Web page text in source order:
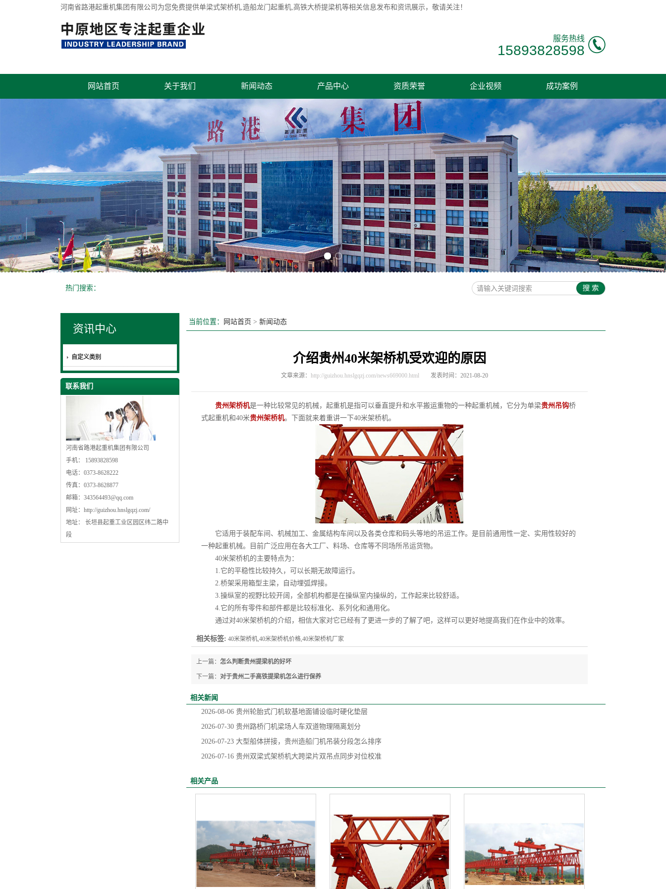
河南省路港起重机集团有限公司为您免费提供单梁式架桥机,造船龙门起重机,高铁大桥提梁机等相关信息发布和资讯展示，敬请关注！
服务热线
15893828598
网站首页 关于我们 新闻动态 产品中心 资质荣誉 企业视频 成功案例
联系我们
热门搜索：
资讯中心
自定义类别
联系我们
河南省路港起重机集团有限公司
手机： 15893828598
电话：0373-8628222
传真：0373-8628877
邮箱： 343564493@qq.com
网址： http://guizhou.hnslgqzj.com/
地址： 长垣县起重工业区园区纬二路中
段
当前位置： 网站首页 > 新闻动态
介绍贵州40米架桥机受欢迎的原因
文章来源： http://guizhou.hnslgqzj.com/news669000.html 发表时间：2021-08-20
贵州架桥机是一种比较常见的机械，起重机是指可以垂直提升和水平搬运重物的一种起重机械，它分为单梁贵州吊钩桥
式起重机和40米贵州架桥机。下面就来着重讲一下40米架桥机。
它适用于装配车间、机械加工、金属结构车间以及各类仓库和码头等地的吊运工作。是目前通用性一定、实用性较好的
一种起重机械。目前广泛应用在各大工厂、料场、仓库等不同场所吊运货物。
40米架桥机的主要特点为：
1.它的平稳性比较持久，可以长期无故障运行。
2.桥架采用箱型主梁，自动埋弧焊接。
3.操纵室的视野比较开阔，全部机构都是在操纵室内操纵的，工作起来比较舒适。
4.它的所有零件和部件都是比较标准化、系列化和通用化。
通过对40米架桥机的介绍，相信大家对它已经有了更进一步的了解了吧，这样可以更好地提高我们在作业中的效率。
相关标签: 40米架桥机,40米架桥机价格,40米架桥机厂家
上一篇： 怎么判断贵州提梁机的好坏
下一篇： 对于贵州二手高铁提梁机怎么进行保养
相关新闻
2026-08-06 贵州轮胎式门机软基地面铺设临时硬化垫层
2026-07-30 贵州路桥门机梁场人车双道物理隔离划分
2026-07-23 大型船体拼接，贵州造船门机吊装分段怎么排序
2026-07-16 贵州双梁式架桥机大跨梁片双吊点同步对位校准
相关产品